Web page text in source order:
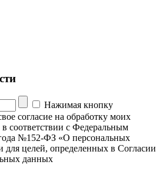
Нажимая кнопку
согласие на обработку моих
соответствии с Федеральным
№152-ФЗ «О персональных
для целей, определенных в Согласии
данных